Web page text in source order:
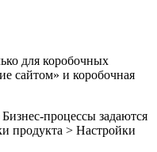
для коробочных
сайтом» и коробочная
процессы задаются
продукта > Настройки